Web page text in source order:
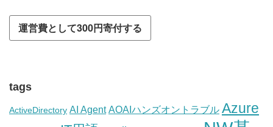
tags
ActiveDirectory AI Agent AOAIハンズオントラブル Azure